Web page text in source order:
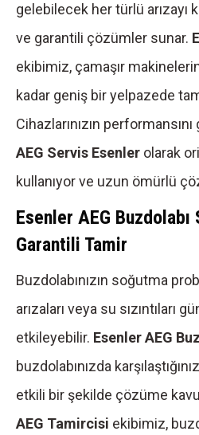
gelebilecek her türlü arızayı
ve garantili çözümler sunar.
ekibimiz, çamaşır
kadar geniş bir yelpazede
Cihazlarınızın
AEG Servis Esenler olarak
kullanıyor ve uzun ömürlü
Esenler AEG Buzdolabı
Garantili Tamir
Buzdolabınızın soğutma
arızaları veya su sızıntıları
etkileyebilir. Esenler AEG
buzdolabınızda
etkili bir şekilde çözüme
AEG Tamircisi ekibimiz,